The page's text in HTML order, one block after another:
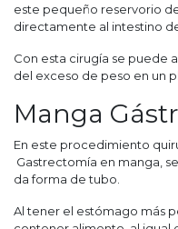
este pequeño reservorio
directamente al intestino
Con esta cirugía se puede
del exceso de peso en un
Manga
En este procedimiento
Gastrectomía en manga,
da forma de tubo.
Al tener el estómago más